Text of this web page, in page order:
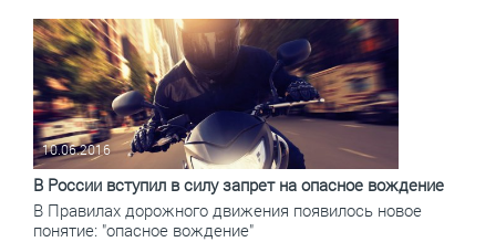
10.06.2016
В России вступил в силу запрет на опасное вождение
В Правилах дорожного движения появилось новое
понятие: "опасное вождение"